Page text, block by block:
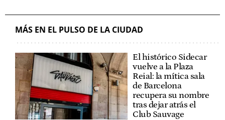
MÁS EN EL PULSO DE LA CIUDAD
El histórico Sidecar
vuelve a la Plaza
Reial: la mítica sala
de Barcelona
recupera su nombre
tras dejar atrás el
Club Sauvage